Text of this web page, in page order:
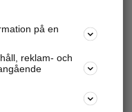
på en
reklam- och